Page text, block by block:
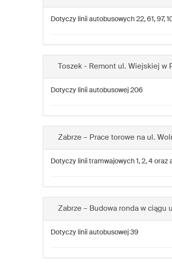
Dotyczy linii autobusowych 22, 61, 97,
Toszek - Remont ul. Wiejskiej w
Dotyczy linii autobusowej 206
Zabrze – Prace torowe na ul.
Dotyczy linii tramwajowych 1, 2, 4
Zabrze – Budowa ronda w ciągu
Dotyczy linii autobusowej 39